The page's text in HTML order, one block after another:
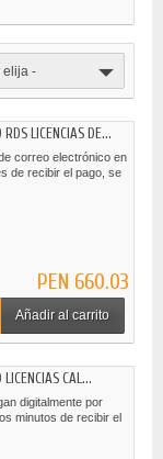
elija -
LICENCIAS DE...
correo electrónico en
de recibir el pago, se
PEN 660.03
Añadir al carrito
CAL...
digitalmente por
minutos de recibir el